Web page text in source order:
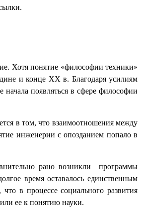
Хотя понятие «философии техники»
и конце XX в. Благодаря усилиям
появляться в сфере философии
в том, что взаимоотношения между
инженерии с опозданием попало в
рано возникли
программы
время оставалось единственным
в процессе социального развития
ее к понятию науки.